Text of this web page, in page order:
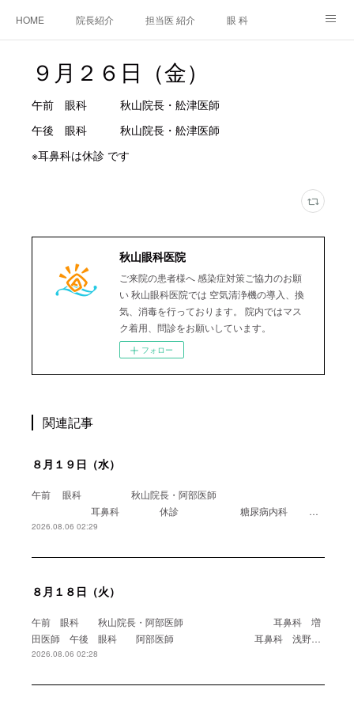
HOME 院長紹介 担当医 紹介 眼 科
アクセス ご相談・お問合せ 施設基準等及び掲示事項について
９月２６日（金）
午前 眼科 秋山院長・舩津医師
午後 眼科 秋山院長・舩津医師
※耳鼻科は休診 です
秋山眼科医院
ご来院の患者様へ 感染症対策ご協力のお願
い 秋山眼科医院では 空気清浄機の導入、換
気、消毒を行っております。 院内ではマス
ク着用、問診をお願いしています。
フォロー
関連記事
８月１９日（水）
午前 眼科 秋山院長・阿部医師
耳鼻科 休診 糖尿病内科 …
2026.08.06 02:29
８月１８日（火）
午前 眼科 秋山院長・阿部医師 耳鼻科 増
田医師 午後 眼科 阿部医師 耳鼻科 浅野…
2026.08.06 02:28